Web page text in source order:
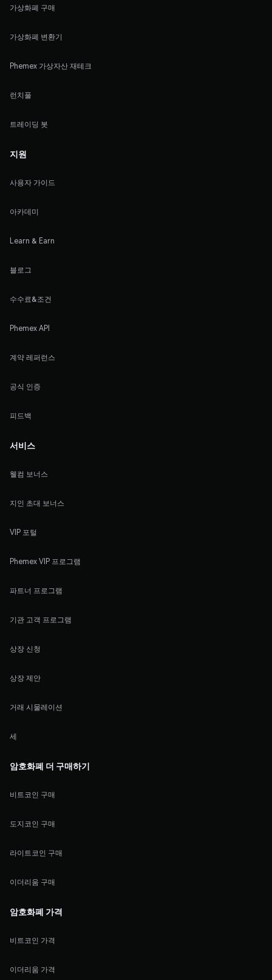
가상화폐 구매
가상화폐 변환기
Phemex 가상자산 재테크
런치풀
트레이딩 봇
지원
사용자 가이드
아카데미
Learn & Earn
블로그
수수료&조건
Phemex API
계약 레퍼런스
공식 인증
피드백
서비스
웰컴 보너스
지인 초대 보너스
VIP 포털
Phemex VIP 프로그램
파트너 프로그램
기관 고객 프로그램
상장 신청
상장 제안
거래 시물레이션
세
암호화폐 더 구매하기
비트코인 구매
도지코인 구매
라이트코인 구매
이더리움 구매
암호화폐 가격
비트코인 가격
이더리움 가격